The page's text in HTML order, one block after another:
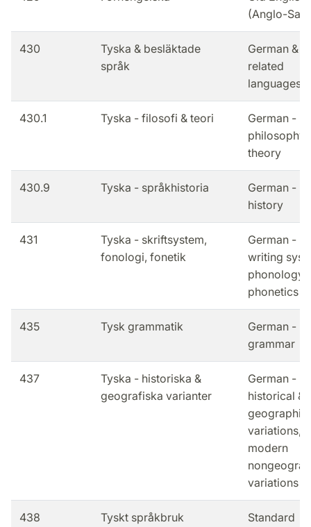
(Anglo-
430
Tyska & besläktade
språk
German &
related
languages
430.1 Tyska - filosofi & teori
German -
philosophy
theory
430.9 Tyska - språkhistoria
German -
history
431
Tyska - skriftsystem,
fonologi, fonetik
German -
writing
phonology,
phonetics
435 Tysk grammatik
German -
grammar
437
Tyska - historiska &
geografiska varianter
German -
historical &
geographic
variations,
modern
variations
438
Tyskt språkbruk
Standard